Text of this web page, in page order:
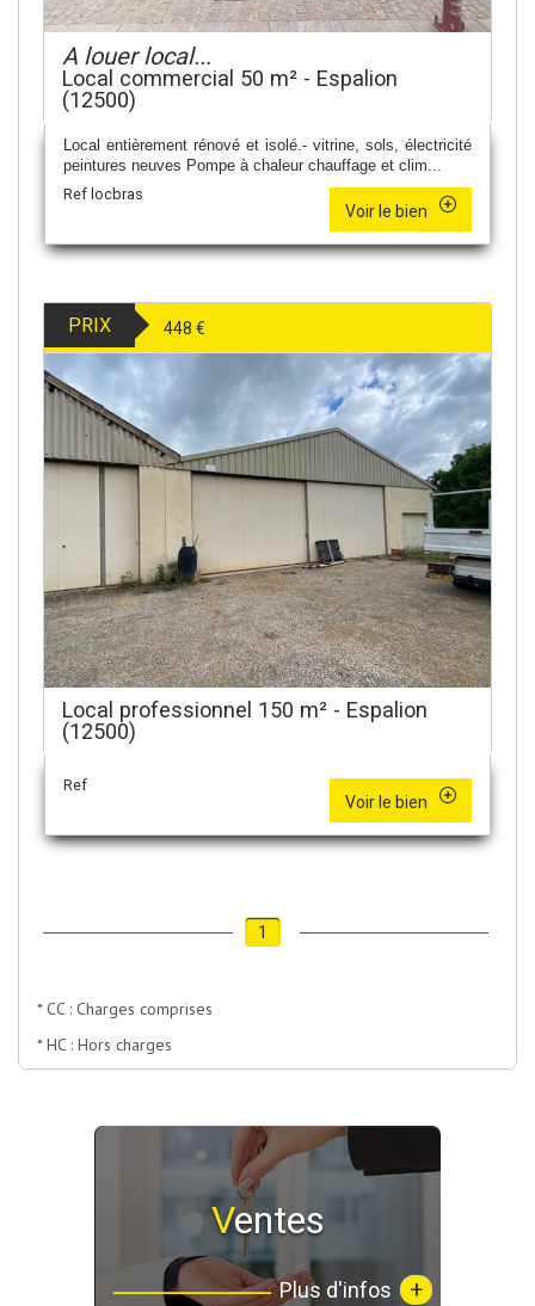
A louer local...
Local commercial 50 m² - Espalion
(12500)
Local entièrement rénové et isolé.- vitrine, sols, électricité
peintures neuves Pompe à chaleur chauffage et clim...
Ref locbras
Voir le bien
PRIX 448 €
Local professionnel 150 m² - Espalion
(12500)
Ref
Voir le bien
1
* CC : Charges comprises
* HC : Hors charges
Ventes
Plus d'infos +